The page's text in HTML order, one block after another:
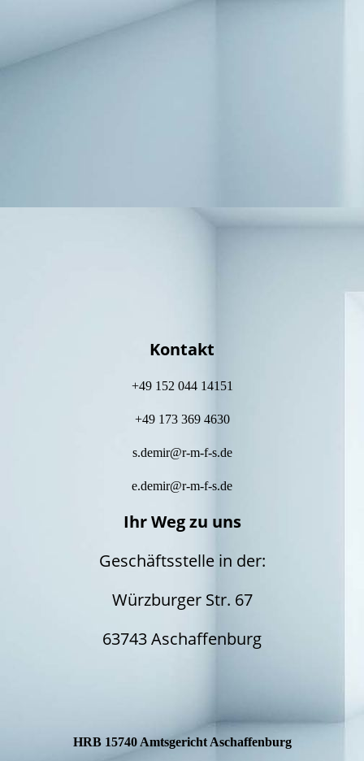
Kontakt
+49 152 044 14151
+49 173 369 4630
s.demir@r-m-f-s.de
e.demir@r-m-f-s.de
Ihr Weg zu uns
Geschäftsstelle in der:
Würzburger Str. 67
63743 Aschaffenburg
HRB 15740 Amtsgericht Aschaffenburg